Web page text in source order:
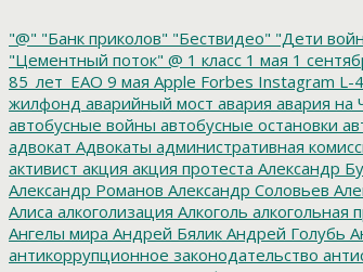
"@" "Банк приколов" "Бествидео" "Дети
"Цементный поток" @ 1 класс 1 мая 1
85_лет_ЕАО 9 мая Apple Forbes Instagram L-
жилфонд аварийный мост авария авария на
автобусные войны автобусные остановки
адвокат Адвокаты административная
активист акция акция протеста Александр
Александр Романов Александр Соловьев
Алиса алкоголизация Алкоголь алкогольная
Ангелы мира Андрей Бялик Андрей Голубь
антикоррупционное законодательство